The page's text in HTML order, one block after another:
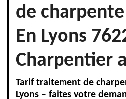
de
En Lyons
Charpentier
Tarif traitement de
Lyons – faites votre